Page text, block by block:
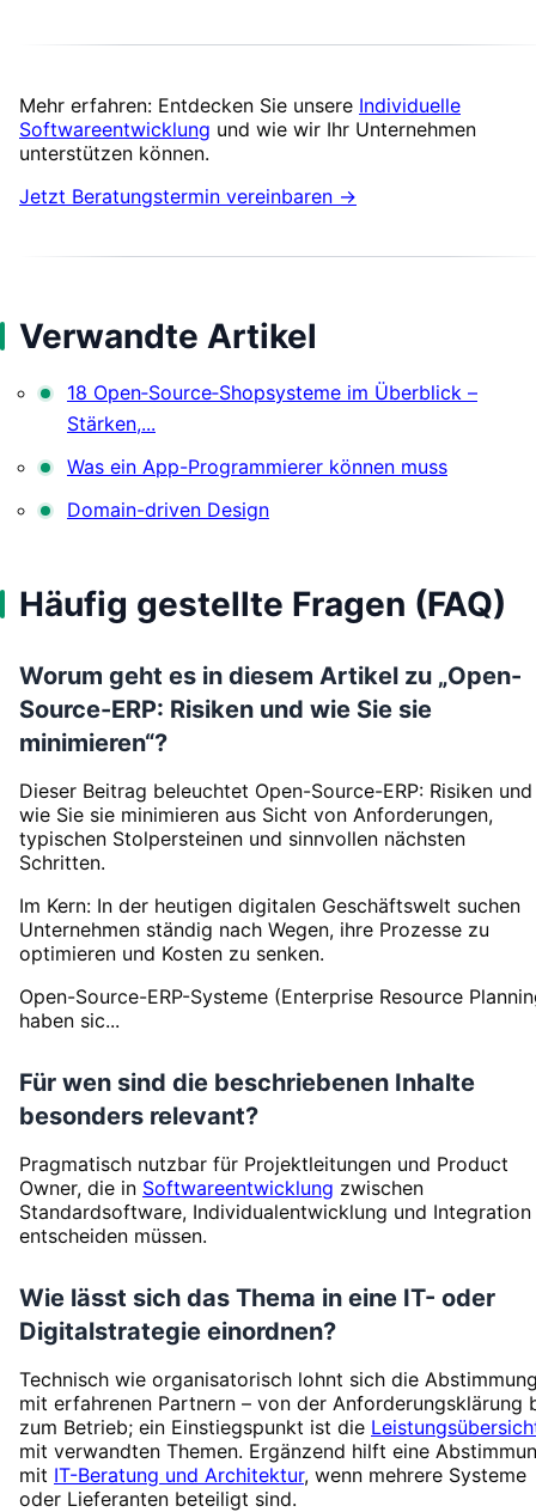
Mehr erfahren: Entdecken Sie unsere Individuelle
Softwareentwicklung und wie wir Ihr Unternehmen
unterstützen können.
Jetzt Beratungstermin vereinbaren →
Verwandte Artikel
18 Open‑Source‑Shopsysteme im Überblick –
Stärken,...
Was ein App-Programmierer können muss
Domain-driven Design
Häufig gestellte Fragen (FAQ)
Worum geht es in diesem Artikel zu „Open-
Source-ERP: Risiken und wie Sie sie
minimieren“?
Dieser Beitrag beleuchtet Open-Source-ERP: Risiken und
wie Sie sie minimieren aus Sicht von Anforderungen,
typischen Stolpersteinen und sinnvollen nächsten
Schritten.
Im Kern: In der heutigen digitalen Geschäftswelt suchen
Unternehmen ständig nach Wegen, ihre Prozesse zu
optimieren und Kosten zu senken.
Open-Source-ERP-Systeme (Enterprise Resource
haben sic...
Für wen sind die beschriebenen Inhalte
besonders relevant?
Pragmatisch nutzbar für Projektleitungen und Product
Owner, die in Softwareentwicklung zwischen
Standardsoftware, Individualentwicklung und Integration
entscheiden müssen.
Wie lässt sich das Thema in eine IT- oder
Digitalstrategie einordnen?
Technisch wie organisatorisch lohnt sich die
mit erfahrenen Partnern – von der Anforderungsklärung
zum Betrieb; ein Einstiegspunkt ist die
mit verwandten Themen. Ergänzend hilft eine
mit IT-Beratung und Architektur, wenn mehrere Systeme
oder Lieferanten beteiligt sind.